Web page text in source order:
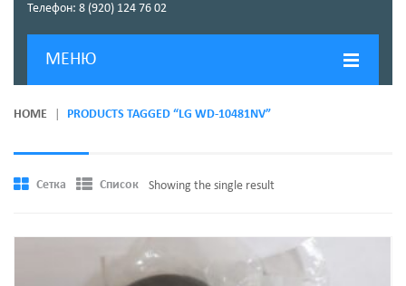
Телефон: 8 (920) 124 76 02
МЕНЮ
ГЛАВНАЯ
О КОМПАНИИ
HOME PRODUCTS TAGGED “LG WD-10481NV”
Сетка Список Showing the single result